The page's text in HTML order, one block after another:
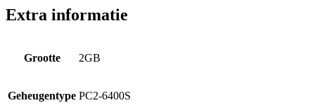
Extra informatie
Grootte 2GB
Geheugentype PC2-6400S